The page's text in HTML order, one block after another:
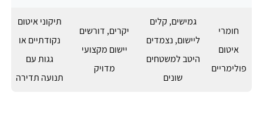
חומרי
איטום
פולימריים
גמישים, קלים
ליישום, נצמדים
היטב למשטחים
שונים
יקרים, דורשים
יישום מקצועי
מדויק
תיקוני איטום
נקודתיים או
גגות עם
תנועה תדירה